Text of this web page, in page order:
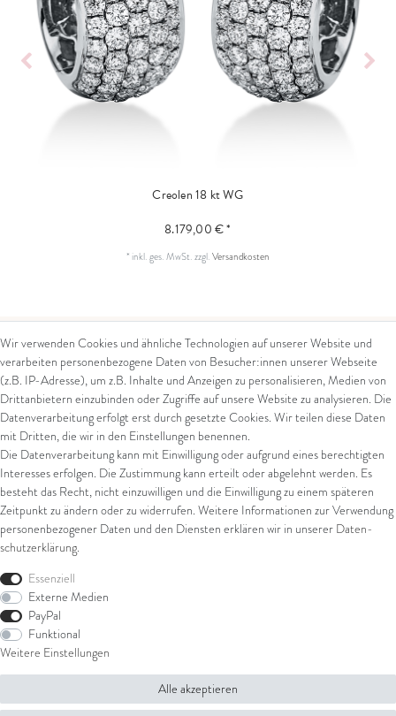
Creolen 18 kt WG
8.179,00 € *
* inkl. ges. MwSt.zzgl.Versandkosten
Kontakt
Kontaktformular
Arena in Arte GmbH
Marktgasse 2,
8600 Dübendorf
Tel: +41 44 821 60 40
E-Mail:info@goldschmiede-
arena.com
Rechtliches
AGB
Impressum
Datenschutz
Widerrufsrecht
Zahlung und Versand
Widerrufsformular
Wir verwenden Cookies und ähnliche Technologien auf unserer Website und
verarbeiten personenbezogene Daten von Besucher:innen unserer Webseite
(z.B. IP-Adresse), um z.B. Inhalte und Anzeigen zu personalisieren, Medien von
Drittanbietern einzubinden oder Zugriffe auf unsere Website zu analysieren. Die
Datenverarbeitung erfolgt erst durch gesetzte Cookies. Wir teilen diese Daten
mit Dritten, die wir in den Einstellungen benennen.
Die Datenverarbeitung kann mit Einwilligung oder aufgrund eines berechtigten
Interesses erfolgen. Die Zustimmung kann erteilt oder abgelehnt werden. Es
besteht das Recht, nicht einzuwilligen und die Einwilligung zu einem späteren
Zeitpunkt zu ändern oder zu widerrufen. Weitere Informationen zur Verwendung
personenbezogener Daten und den Diensten erklären wir in unserer Daten­
schutz­erklärung.
Essenziell
Externe Medien
PayPal
Funktional
Weitere Einstellungen
Alle akzeptieren